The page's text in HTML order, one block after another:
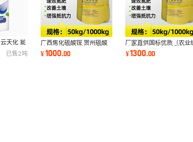
天化 瓮
已售2吨
广西焦化硫酸铵 贺州硫酸
铵 百色硫酸铵 柳州硫酸铵
玉林硫酸铵
¥1000.00
厂家直供国标优质（农业
硫酸铵）工业级 硫酸铵
21%
¥1300.00